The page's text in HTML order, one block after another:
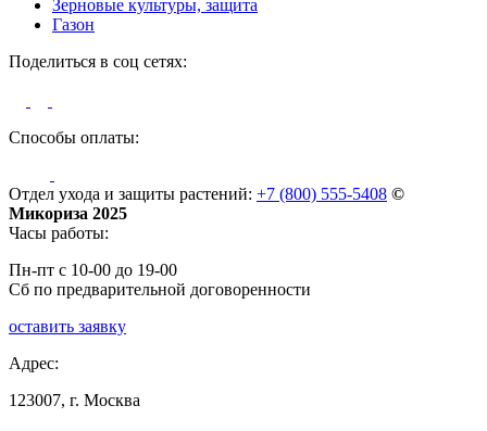
Зерновые культуры, защита
Газон
Поделиться в соц сетях:
Способы оплаты:
Отдел ухода и защиты растений: +7 (800) 555-5408 ©
Микориза 2025
Часы работы:
Пн-пт с 10-00 до 19-00
Сб по предварительной договоренности
оставить заявку
Адрес:
123007, г. Москва